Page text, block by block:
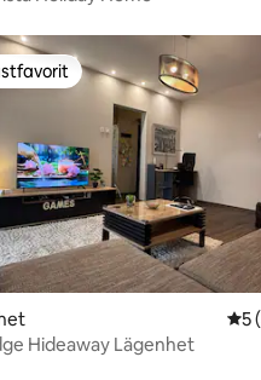
betyg, 17 omdömen
gästfavorit
55
Hideaway Lägenhet